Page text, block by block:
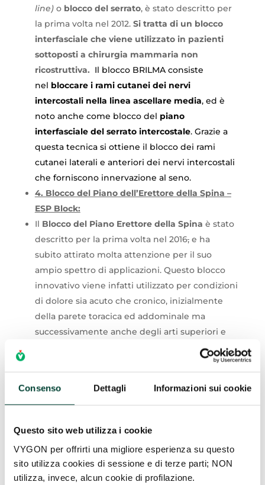
Consenso Dettagli Informazioni sui cookie
Questo sito web utilizza i cookie
VYGON per offrirti una migliore esperienza su questo
sito utilizza cookies di sessione e di terze parti; NON
utilizza, invece, alcun cookie di profilazione.
line) o blocco del serrato, è stato descritto per
la prima volta nel 2012. Si tratta di un blocco
interfasciale che viene utilizzato in pazienti
sottoposti a chirurgia mammaria non
ricostruttiva. Il blocco BRILMA consiste
nel bloccare i rami cutanei dei nervi
intercostali nella linea ascellare media, ed è
noto anche come blocco del piano
interfasciale del serrato intercostale. Grazie a
questa tecnica si ottiene il blocco dei rami
cutanei laterali e anteriori dei nervi intercostali
che forniscono innervazione al seno.
4. Blocco del Piano dell’Erettore della Spina –
ESP Block:
Il Blocco del Piano Erettore della Spina è stato
descritto per la prima volta nel 2016, e ha
subito attirato molta attenzione per il suo
ampio spettro di applicazioni. Questo blocco
innovativo viene infatti utilizzato per condizioni
di dolore sia acuto che cronico, inizialmente
della parete toracica ed addominale ma
successivamente anche degli arti superiori e
inferiori. Recentemente è stato utilizzato in
contesti in cui l’anestesia regionale aveva
cardiochirurgia e la chirurgia della colonna
vertebrale.Molto importante è capire come
somministrazione di un’analgesia sicura ed
efficace.